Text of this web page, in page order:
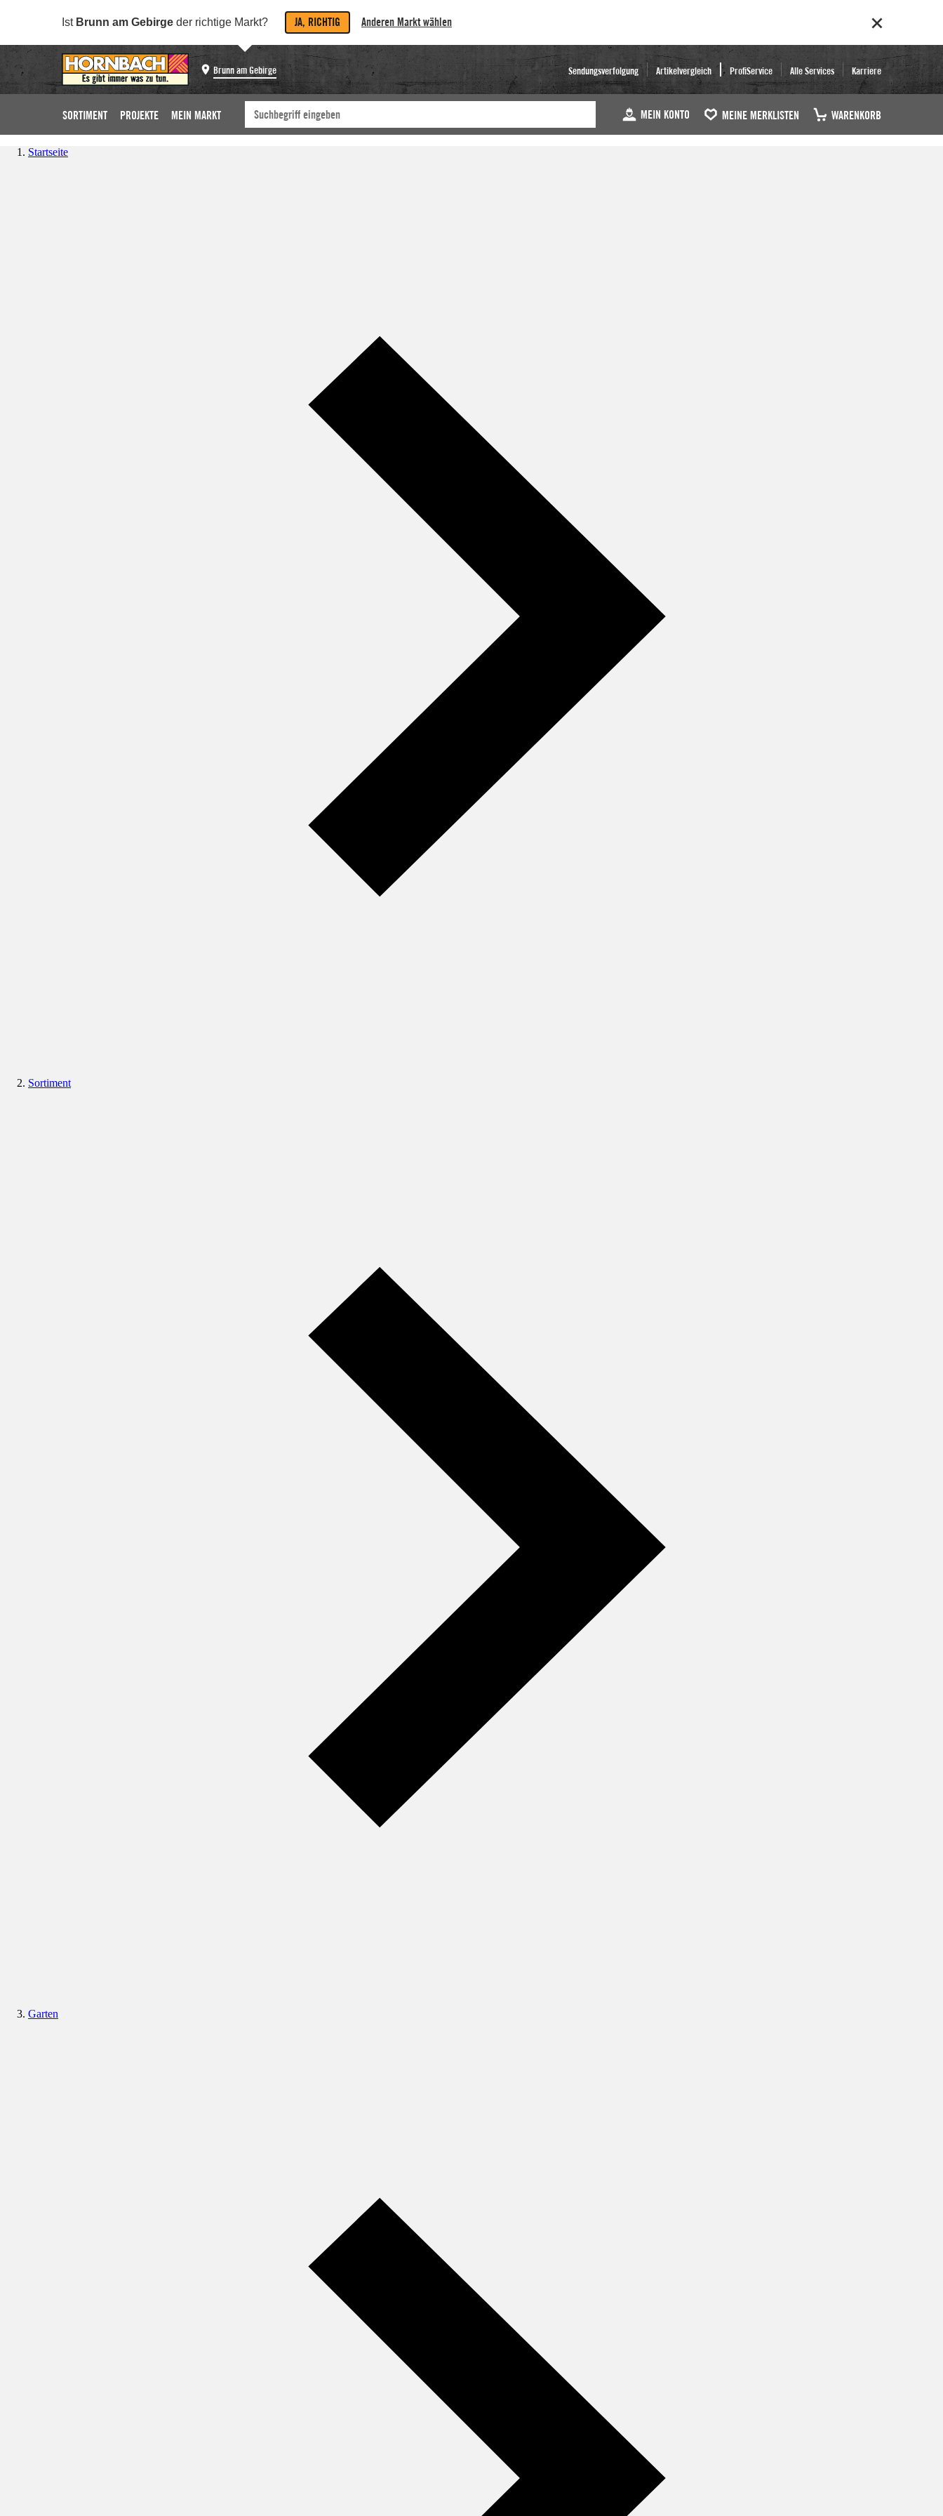
Ist Brunn am Gebirge der richtige Markt? JA, RICHTIG Anderen Markt wählen
Brunn am Gebirge Sendungsverfolgung Artikelvergleich ProfiService Alle Services Karriere
SORTIMENT PROJEKTE MEIN MARKT MEIN KONTO MEINE MERKLISTEN WARENKORB
Startseite
Sortiment
Garten